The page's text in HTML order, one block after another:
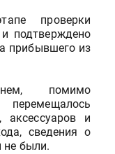
проверки
подтверждено
прибывшего из
помимо
перемещалось
и
сведения о
не были.